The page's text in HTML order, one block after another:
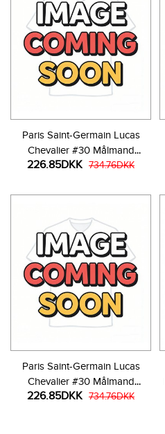
Paris Saint-Germain Lucas
Chevalier #30 Målmand
Hjemmebanetrøje Børn 2025-
226.85DKK 734.76DKK
Paris Saint-Germain Lucas
Chevalier #30 Målmand
Tredjetrøje Børn 2025-26
226.85DKK 734.76DKK